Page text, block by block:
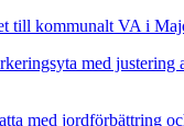
till kommunalt VA i
med justering
med jordförbättring